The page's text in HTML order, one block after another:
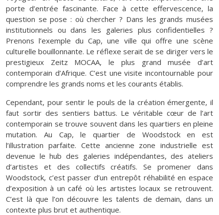
porte d’entrée fascinante. Face à cette effervescence, la
question se pose : où chercher ? Dans les grands musées
institutionnels ou dans les galeries plus confidentielles ?
Prenons l’exemple du Cap, une ville qui offre une scène
culturelle bouillonnante. Le réflexe serait de se diriger vers le
prestigieux Zeitz MOCAA, le plus grand musée d’art
contemporain d’Afrique. C’est une visite incontournable pour
comprendre les grands noms et les courants établis.
Cependant, pour sentir le pouls de la création émergente, il
faut sortir des sentiers battus. Le véritable cœur de l’art
contemporain se trouve souvent dans les quartiers en pleine
mutation. Au Cap, le quartier de Woodstock en est
l’illustration parfaite. Cette ancienne zone industrielle est
devenue le hub des galeries indépendantes, des ateliers
d’artistes et des collectifs créatifs. Se promener dans
Woodstock, c’est passer d’un entrepôt réhabilité en espace
d’exposition à un café où les artistes locaux se retrouvent.
C’est là que l’on découvre les talents de demain, dans un
contexte plus brut et authentique.